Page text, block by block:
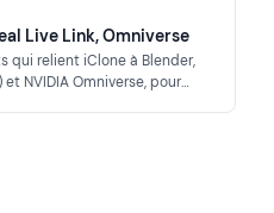
Live Link, Omniverse
qui relient iClone à Blender,
et NVIDIA Omniverse, pour